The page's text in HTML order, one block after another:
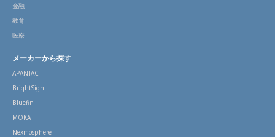
金融
教育
医療
メーカーから探す
APANTAC
BrightSign
Bluefin
MOKA
Nexmosphere